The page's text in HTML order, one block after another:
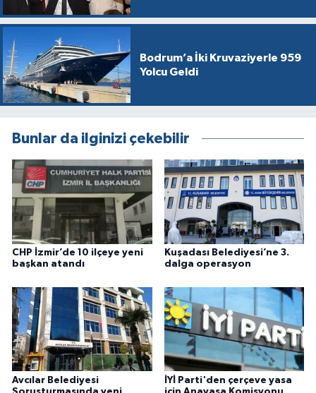
Bodrum’a İki Kruvaziyerle 959
Yolcu Geldi
Bunlar da ilginizi çekebilir
CHP İzmir’de 10 ilçeye yeni
başkan atandı
Kuşadası Belediyesi’ne 3.
dalga operasyon
Avcılar Belediyesi
İYİ Parti'den çerçeve yasa